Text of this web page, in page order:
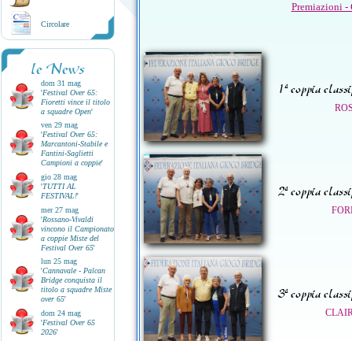
Circolare
le News
dom 31 mag
'Festival Over 65:
Fioretti vince il titolo
a squadre Open'
ven 29 mag
'Festival Over 65:
Marcantoni-Stabile e
Fantini-Saglietti
Campioni a coppie'
gio 28 mag
'TUTTI AL
FESTIVAL!'
mer 27 mag
'Rossano-Vivaldi
vincono il Campionato
a coppie Miste del
Festival Over 65'
lun 25 mag
'Cannavale - Palcan
Bridge conquista il
titolo a squadre Miste
over 65'
dom 24 mag
'Festival Over 65
2026'
Premiazioni -
1ª coppia
2ª coppia
3ª coppia